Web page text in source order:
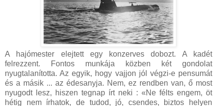
A hajómester elejtett egy konzerves dobozt. A kadét
felrezzent. Fontos munkája közben két gondolat
nyugtalanította. Az egyik, hogy vajjon jól végzi-e pensumát
és a másik ... az édesanyja. Nem, ez rendben van, ő most
nyugodt lesz, hiszen tegnap írt neki : «Ne félts engem, öt
hétig nem írhatok, de tudod, jó, csendes, biztos helyen